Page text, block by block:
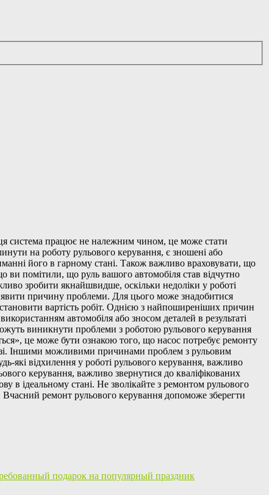
система працює не належним чином, це може стати
на роботу рульового керування, є зношені або
його в гарному стані. Також важливо враховувати, що
ви помітили, що руль вашого автомобіля став відчутно
зробити якнайшвидше, оскільки недоліки у роботі
причину проблеми. Для цього може знадобитися
вартість робіт. Однією з найпоширеніших причин
автомобіля або зносом деталей в результаті
виникнути проблеми з роботою рульового керування
це може бути ознакою того, що насос потребує ремонту
Іншими можливими причинами проблем з рульовим
які відхилення у роботі рульового керування, важливо
керування, важливо звернутися до кваліфікованих
в ідеальному стані. Не зволікайте з ремонтом рульового
ремонт рульового керування допоможе зберегти
подарок на популярный праздник